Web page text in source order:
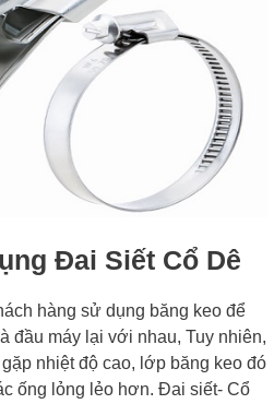
Đai Siết Cổ Dê
hàng sử dụng băng keo để
đầu máy lại với nhau, Tuy nhiên,
nhiệt độ cao, lớp băng keo đó
ống lỏng lẻo hơn. Đai siết- Cổ